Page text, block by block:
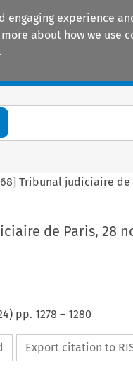
experience
about how we use
Tribunal judiciaire de
de Paris, 28
) pp. 1278 – 1280
Export citation to